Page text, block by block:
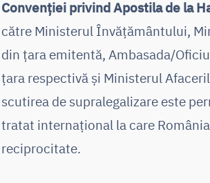
Convenţiei privind Apostila de la
către Ministerul Învăţământului,
din ţara emitentă, Ambasada/
ţara respectivă și Ministerul
scutirea de supralegalizare este
tratat internațional la care
reciprocitate.